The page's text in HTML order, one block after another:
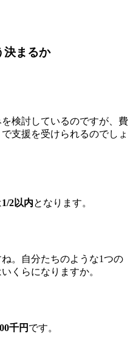
決まるか
検討しているのですが、費
支援を受けられるのでしょ
1/2以内となります。
。自分たちのような1つの
くらになりますか。
千円 です。